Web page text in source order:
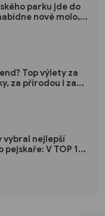
parku jde do
nové molo,
Top výlety za
za přírodou i za
vybral nejlepší
V TOP 10
od Plzně